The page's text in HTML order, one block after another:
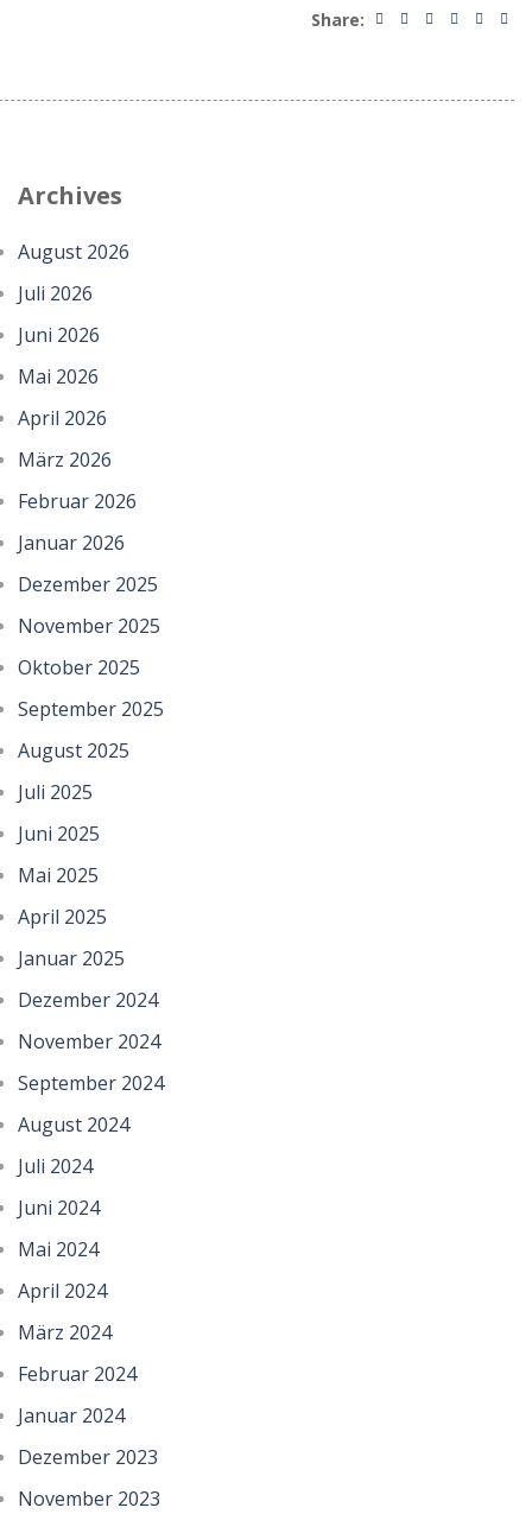
Share:
Archives
August 2026
Juli 2026
Juni 2026
Mai 2026
April 2026
März 2026
Februar 2026
Januar 2026
Dezember 2025
November 2025
Oktober 2025
September 2025
August 2025
Juli 2025
Juni 2025
Mai 2025
April 2025
Januar 2025
Dezember 2024
November 2024
September 2024
August 2024
Juli 2024
Juni 2024
Mai 2024
April 2024
März 2024
Februar 2024
Januar 2024
Dezember 2023
November 2023